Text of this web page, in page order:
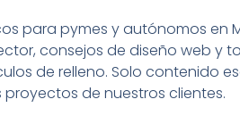
para pymes y autónomos en
consejos de diseño web y
de relleno. Solo contenido
de nuestros clientes.